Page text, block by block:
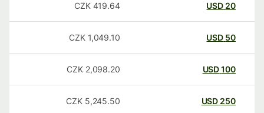
20
USD
419.64
CZK
50
USD
1,049.10
CZK
100
USD
2,098.20
CZK
250
USD
5,245.50
CZK